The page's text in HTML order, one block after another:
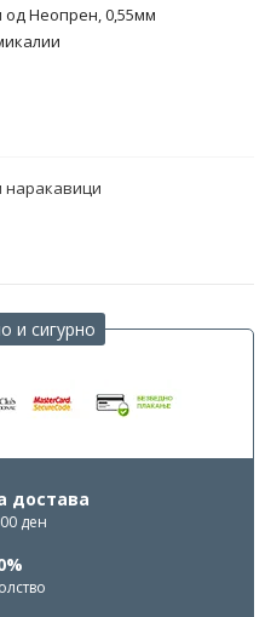
од Неопрен, 0,55мм
наракавици
и сигурно
достава
ден